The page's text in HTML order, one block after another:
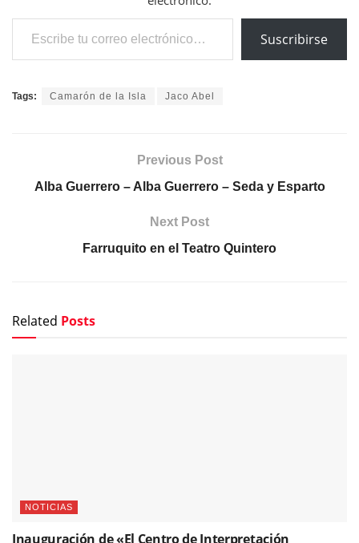
Escribe tu correo electrónico…
Suscribirse
Tags: Camarón de la Isla Jaco Abel
Previous Post
Alba Guerrero – Alba Guerrero – Seda y Esparto
Next Post
Farruquito en el Teatro Quintero
Related Posts
NOTICIAS
Inauguración de «El Centro de Interpretación